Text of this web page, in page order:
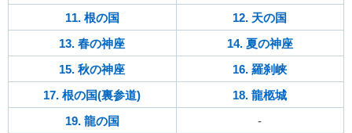
11. 根の国
12. 天の国
13. 春の神座
14. 夏の神座
15. 秋の神座
16. 羅刹峡
17. 根の国(裏参道)
18. 龍柩城
19. 龍の国
-